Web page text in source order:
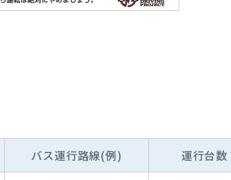
バス運行路線(例) 運行台数